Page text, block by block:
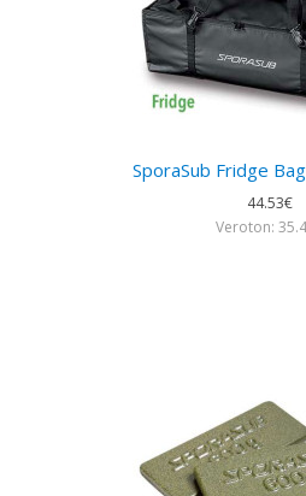
SporaSub Fridge
44.53€
Veroton: